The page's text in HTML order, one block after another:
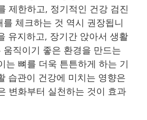
제한하고, 정기적인 건강 검진
체크하는 것 역시 권장됩니
유지하고, 장기간 앉아서 생활
직이기 좋은 환경을 만드는
는 뼈를 더욱 튼튼하게 하는 기
습관이 건강에 미치는 영향은
변화부터 실천하는 것이 효과